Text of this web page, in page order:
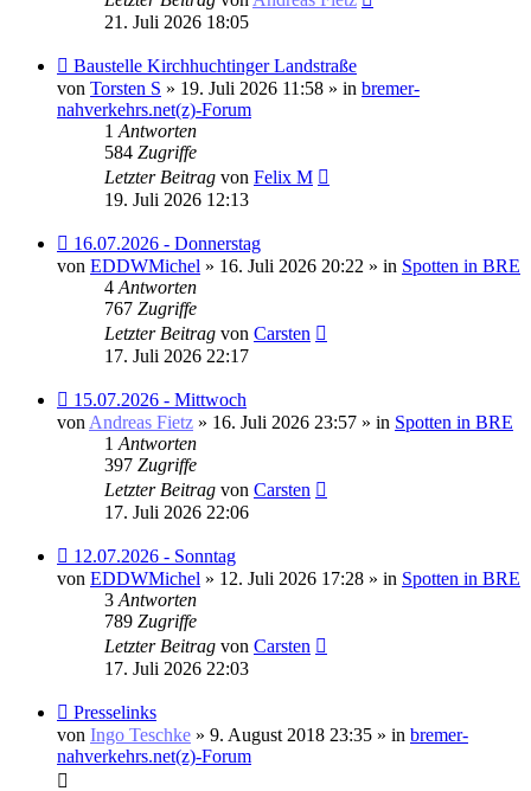
21. Juli 2026 18:05
Neuer
Beitrag
Baustelle Kirchhuchtinger Landstraße
von Torsten S » 19. Juli 2026 11:58 » in bremer-
nahverkehrs.net(z)-Forum
1 Antworten
584 Zugriffe
Letzter Beitrag von Felix M
19. Juli 2026 12:13
Neuer
Beitrag
16.07.2026 - Donnerstag
von EDDWMichel » 16. Juli 2026 20:22 » in Spotten in BRE
4 Antworten
767 Zugriffe
Letzter Beitrag von Carsten
17. Juli 2026 22:17
Neuer
Beitrag
15.07.2026 - Mittwoch
von Andreas Fietz » 16. Juli 2026 23:57 » in Spotten in BRE
1 Antworten
397 Zugriffe
Letzter Beitrag von Carsten
17. Juli 2026 22:06
Neuer
Beitrag
12.07.2026 - Sonntag
von EDDWMichel » 12. Juli 2026 17:28 » in Spotten in BRE
3 Antworten
789 Zugriffe
Letzter Beitrag von Carsten
17. Juli 2026 22:03
Neuer
Beitrag
Presselinks
von Ingo Teschke » 9. August 2018 23:35 » in bremer-
nahverkehrs.net(z)-Forum